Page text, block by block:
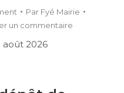
Par Fyé Mairie
un commentaire
août 2026